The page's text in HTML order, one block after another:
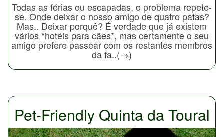
Todas as férias ou escapadas, o problema repete-
se. Onde deixar o nosso amigo de quatro patas?
Mas.. Deixar porquê? É verdade que já existem
vários *hotéis para cães*, mas certamente o seu
amigo prefere passear com os restantes membros
da fa..(→)
Pet-Friendly Quinta da Toural